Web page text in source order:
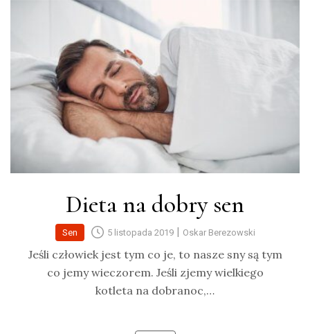
Dieta na dobry sen
Sen 5 listopada 2019| Oskar Berezowski
Jeśli człowiek jest tym co je, to nasze sny są tym
co jemy wieczorem. Jeśli zjemy wielkiego
kotleta na dobranoc,…